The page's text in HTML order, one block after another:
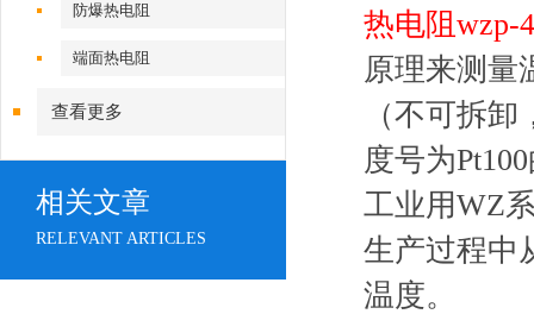
防爆热电阻
端面热电阻
查看更多
相关文章
RELEVANT ARTICLES
热电阻wzp-
原理来测量
（不可拆
度号为
工业用WZ
生产过程中
温度。